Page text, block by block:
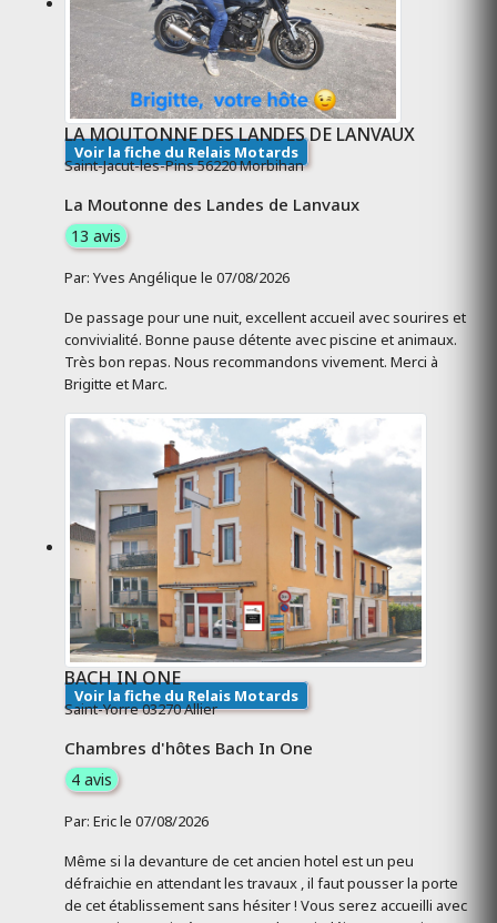
Voir la fiche du Relais Motards
LA MOUTONNE DES LANDES DE LANVAUX
Saint-Jacut-les-Pins 56220 Morbihan
La Moutonne des Landes de Lanvaux
13 avis
Par: Yves Angélique le 07/08/2026
De passage pour une nuit, excellent accueil avec sourires et
convivialité. Bonne pause détente avec piscine et animaux.
Très bon repas. Nous recommandons vivement. Merci à
Brigitte et Marc.
Voir la fiche du Relais Motards
BACH IN ONE
Saint-Yorre 03270 Allier
Chambres d'hôtes Bach In One
4 avis
Par: Eric le 07/08/2026
Même si la devanture de cet ancien hotel est un peu
défraichie en attendant les travaux , il faut pousser la porte
de cet établissement sans hésiter ! Vous serez accueilli avec